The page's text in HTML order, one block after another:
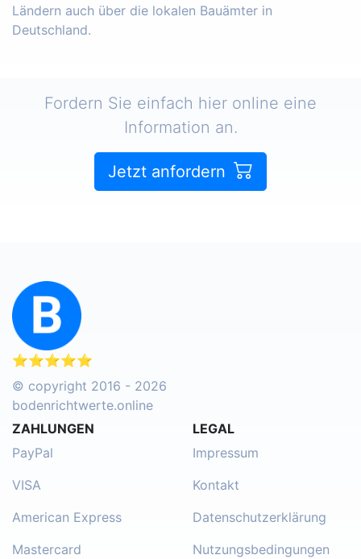
Ländern auch über die lokalen Bauämter in
Deutschland.
Fordern Sie einfach hier online eine
Information an.
Jetzt anfordern
⭐⭐⭐⭐⭐
© copyright 2016 - 2026
bodenrichtwerte.online
ZAHLUNGEN
PayPal
VISA
American Express
Mastercard
LEGAL
Impressum
Kontakt
Datenschutzerklärung
Nutzungsbedingungen